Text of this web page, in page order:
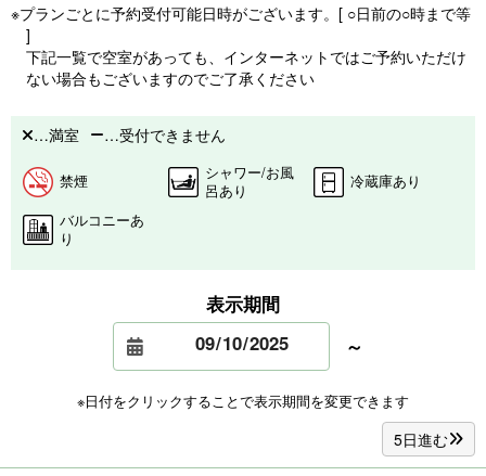
※プランごとに予約受付可能日時がございます。[ ○日前の○時まで等
]
下記一覧で空室があっても、インターネットではご予約いただけ
ない場合もございますのでご了承ください
…満室 …受付できません
禁煙
シャワー/お風
呂あり
冷蔵庫あり
バルコニーあ
り
表示期間
～
※日付をクリックすることで表示期間を変更できます
5日進む